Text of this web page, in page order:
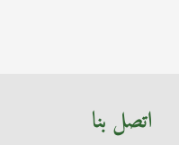
اتصل بنا